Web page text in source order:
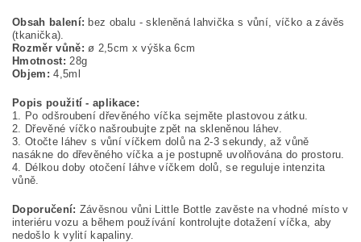
Obsah balení: bez obalu - skleněná lahvička s vůní, víčko a závěs
(tkanička).
Rozměr vůně: ø 2,5cm x výška 6cm
Hmotnost: 28g
Objem: 4,5ml
Popis použití - aplikace:
1. Po odšroubení dřevěného víčka sejměte plastovou zátku.
2. Dřevěné víčko našroubujte zpět na skleněnou láhev.
3. Otočte láhev s vůní víčkem dolů na 2-3 sekundy, až vůně
nasákne do dřevěného víčka a je postupně uvolňována do prostoru.
4. Délkou doby otočení láhve víčkem dolů, se reguluje intenzita
vůně.
Doporučení: Závěsnou vůni Little Bottle zavěste na vhodné místo v
interiéru vozu a během používání kontrolujte dotažení víčka, aby
nedošlo k vylití kapaliny.